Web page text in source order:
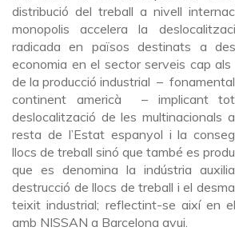
distribució del treball a nivell
monopolis accelera la
radicada en països destinats a
economia en el sector serveis cap
de la producció industrial –
continent americà – implicant
deslocalització de les multinacionals
resta de l’Estat espanyol i la
llocs de treball sinó que també es
que es denomina la indústria
destrucció de llocs de treball i el
teixit industrial; reflectint-se així en
amb NISSAN a Barcelona avui.